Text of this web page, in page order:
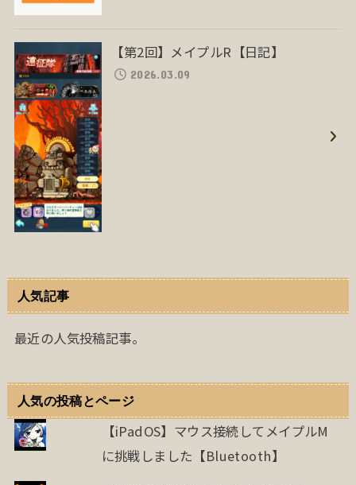
【第2回】メイプルR【日記】
2026.03.09
人気記事
最近の人気投稿記事。
人気の投稿とページ
【iPadOS】マウス接続してメイプルM
に挑戦しました【Bluetooth】